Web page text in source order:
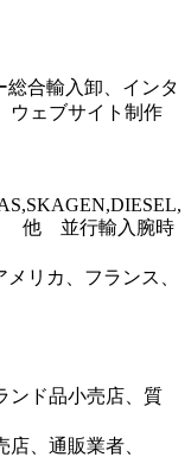
合輸入卸、インタ
ウェブサイト制作
他 並行輸入腕時
リカ、フランス、
ンド品小売店、質
、通販業者、